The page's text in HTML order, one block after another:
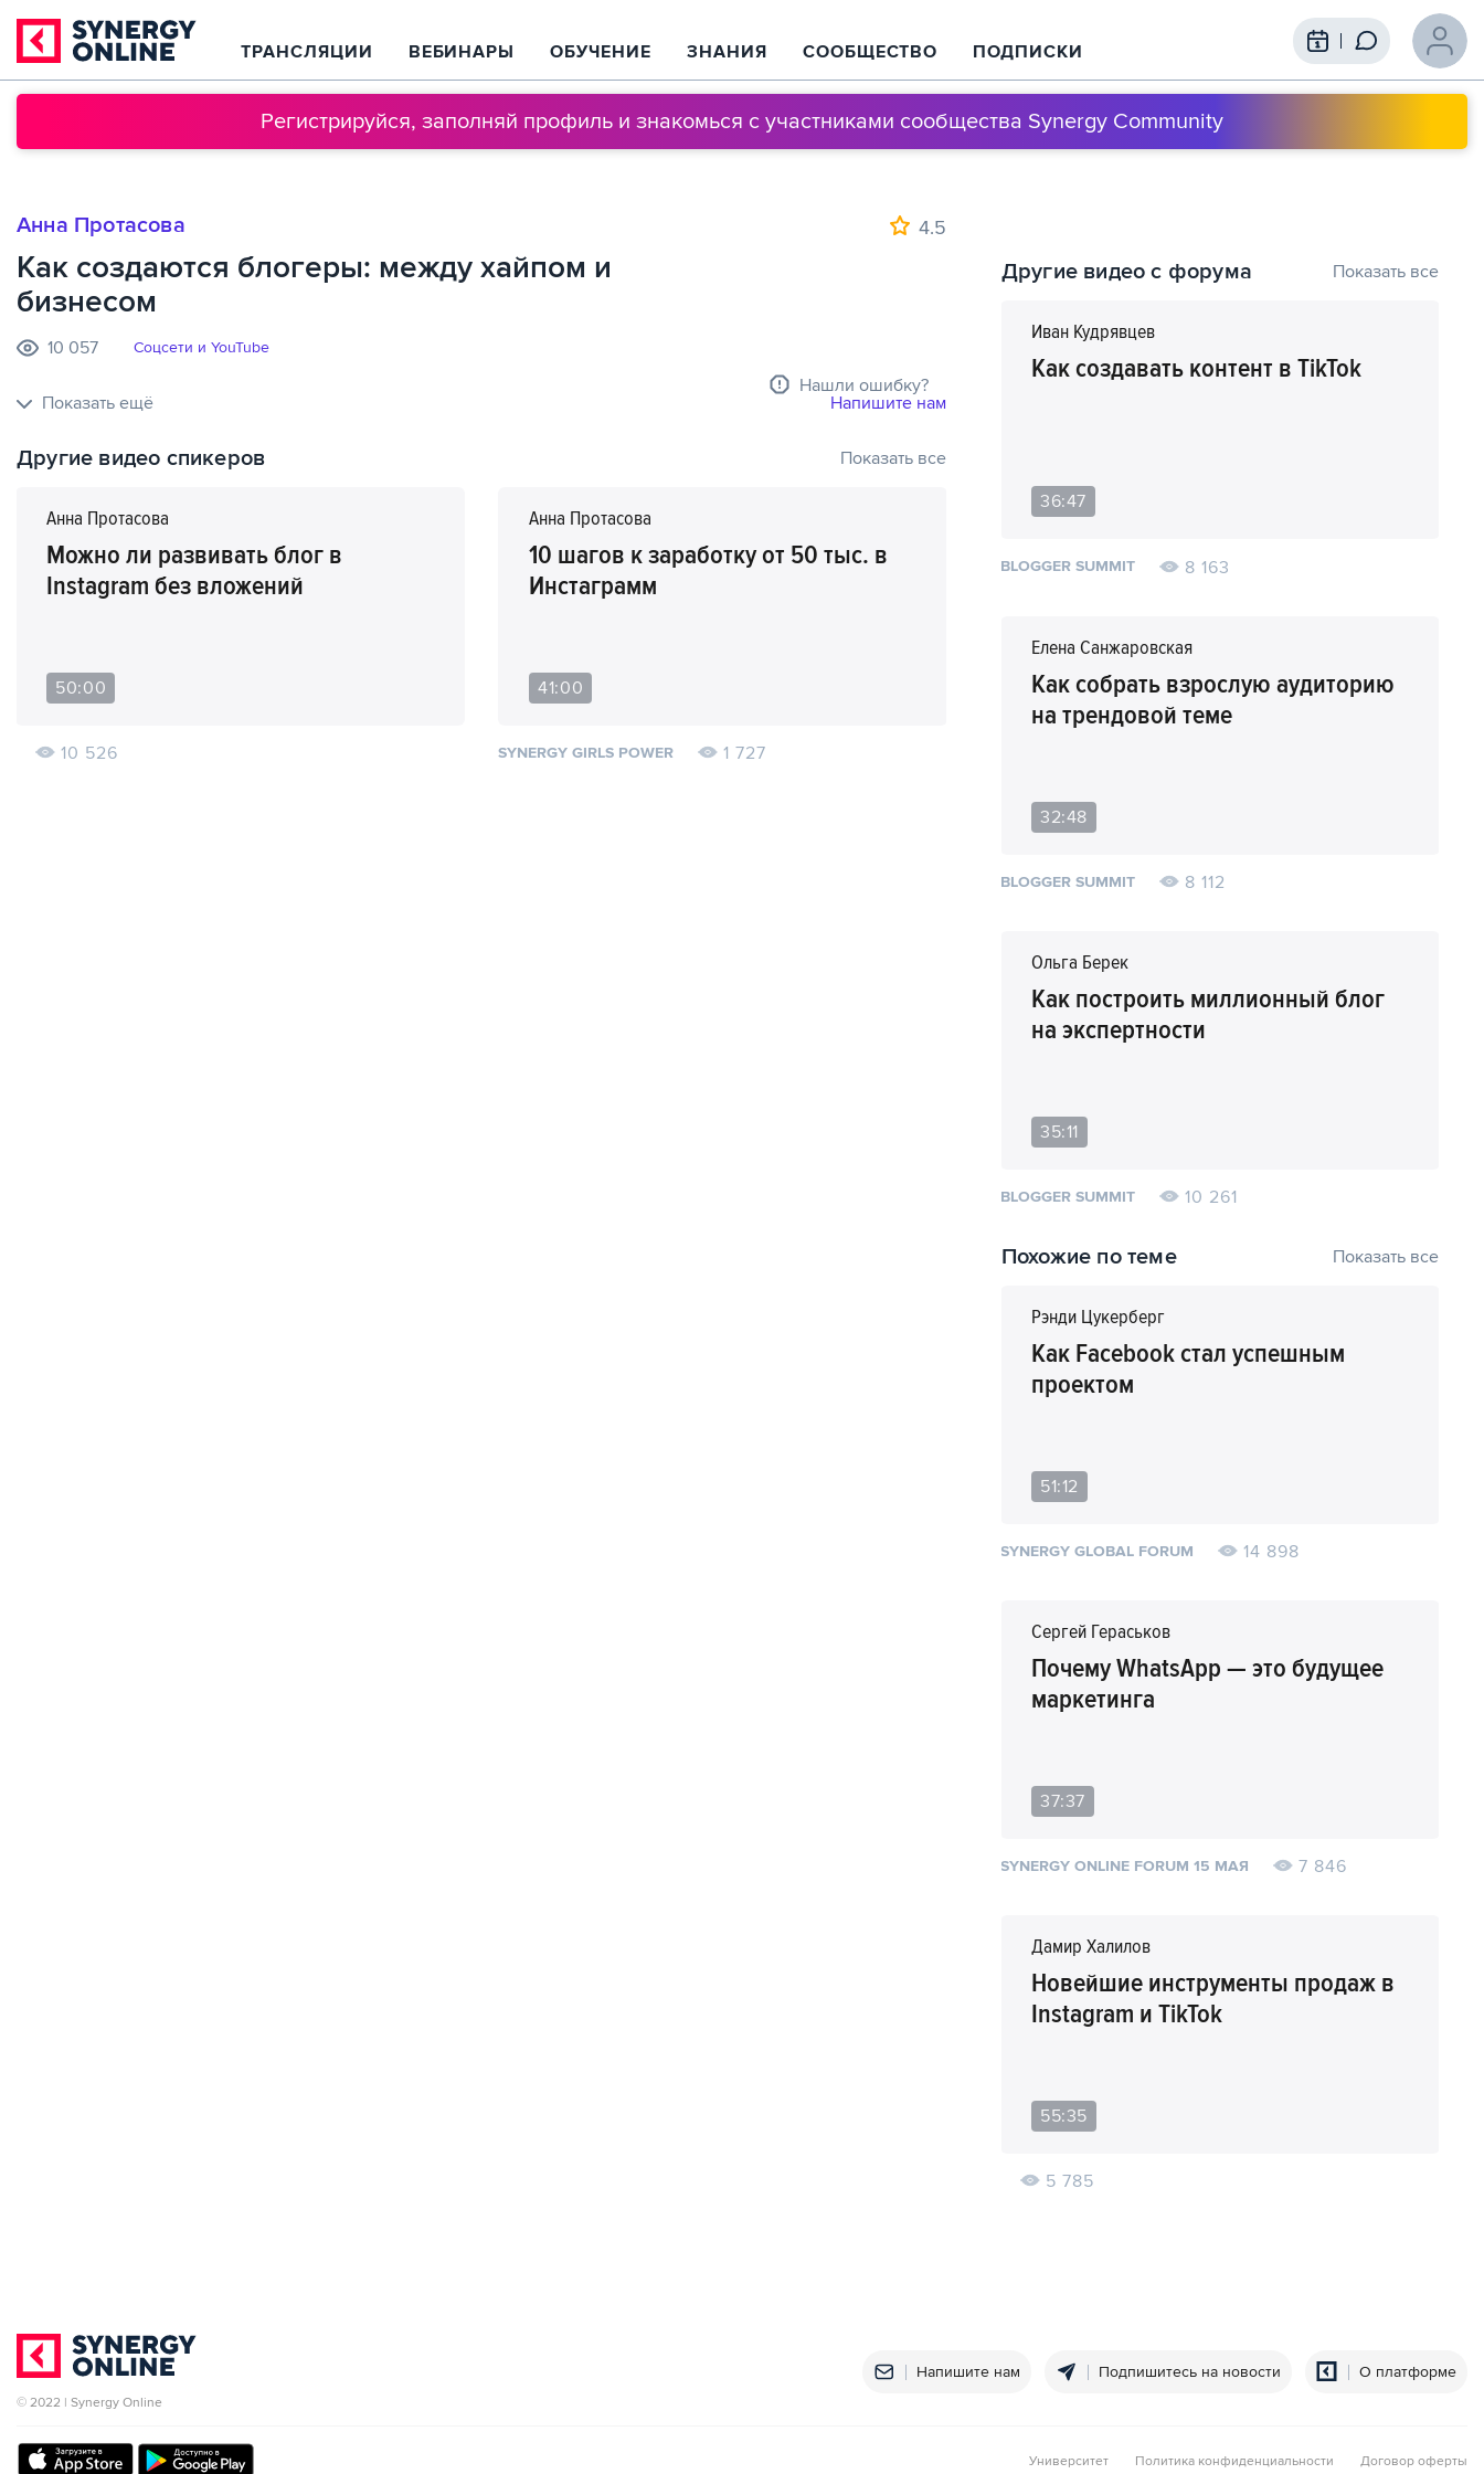
ТРАНСЛЯЦИИ ВЕБИНАРЫ ОБУЧЕНИЕ ЗНАНИЯ СООБЩЕСТВО ПОДПИСКИ
Регистрируйся, заполняй профиль и знакомься с участниками сообщества Synergy Community
хайпом и бизнесом
Анна Протасова
Как создаются блогеры: между хайпом и
бизнесом
10 057 Соцсети и YouTube
Показать ещё
4.5
Нашли ошибку?
Напишите нам
Другие видео спикеров Показать все
Анна Протасова
Можно ли развивать блог в
Instagram без вложений
50:00
10 526
Анна Протасова
10 шагов к заработку от 50 тыс. в
Инстаграмм
41:00
SYNERGY GIRLS POWER 1 727
Другие видео с форума Показать все
Иван Кудрявцев
Как создавать контент в TikTok
36:47
BLOGGER SUMMIT 8 163
Елена Санжаровская
Как собрать взрослую аудиторию
на трендовой теме
32:48
BLOGGER SUMMIT 8 112
Ольга Берек
Как построить миллионный блог
на экспертности
35:11
BLOGGER SUMMIT 10 261
Похожие по теме Показать все
Рэнди Цукерберг
Как Facebook стал успешным
проектом
51:12
SYNERGY GLOBAL FORUM 14 898
Сергей Гераськов
Почему WhatsApp — это будущее
маркетинга
37:37
SYNERGY ONLINE FORUM 15 МАЯ 7 846
Дамир Халилов
Новейшие инструменты продаж в
Instagram и TikTok
55:35
5 785
© 2022 | Synergy Online
Напишите нам Подпишитесь на новости О платформе
Университет Политика конфиденциальности Договор оферты